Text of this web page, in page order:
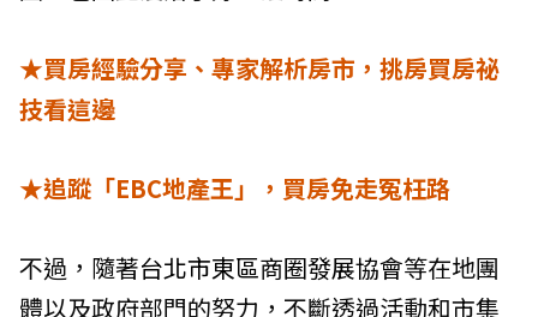
★買房經驗分享、專家解析房市，挑房買房祕
技看這邊
★追蹤「EBC地產王」，買房免走冤枉路
不過，隨著台北市東區商圈發展協會等在地團
體以及政府部門的努力，不斷透過活動和市集